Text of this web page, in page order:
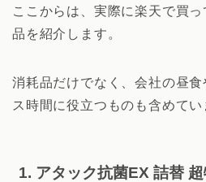
ここからは、実際に楽天で買
品を紹介します。
消耗品だけでなく、会社の昼
ス時間に役立つものも含めてい
1. アタック抗菌EX 詰替